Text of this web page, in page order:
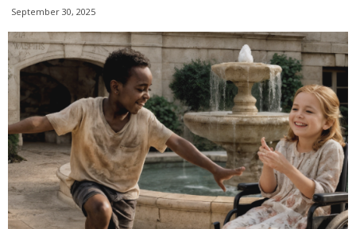
September 30, 2025